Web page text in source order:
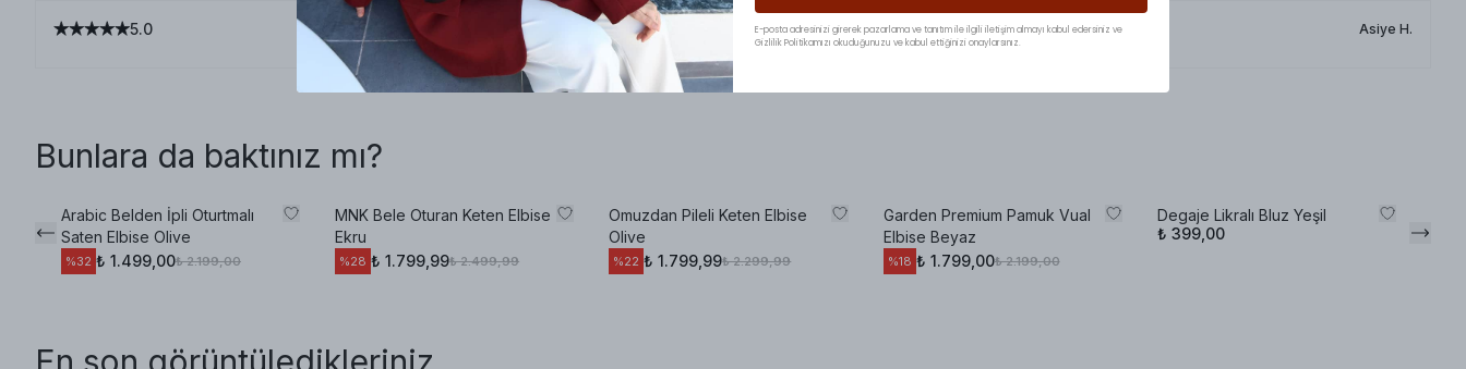
5.0 Asiye H.
Bunlara da baktınız mı?
Arabic Belden İpli Oturtmalı
Saten Elbise Olive
%32 ₺ 1.499,00₺ 2.199,00
MNK Bele Oturan Keten Elbise
Ekru
%28 ₺ 1.799,99₺ 2.499,99
Omuzdan Pileli Keten Elbise
Olive
%22 ₺ 1.799,99₺ 2.299,99
Garden Premium Pamuk Vual
Elbise Beyaz
%18 ₺ 1.799,00₺ 2.199,00
Degaje Likralı Bluz Yeşil
₺ 399,00
E-posta adresinizi girerek pazarlama ve tanıtım ile ilgili iletişim almayı kabul edersiniz ve
Gizlilik Politikamızı okuduğunuzu ve kabul ettiğinizi onaylarsınız.